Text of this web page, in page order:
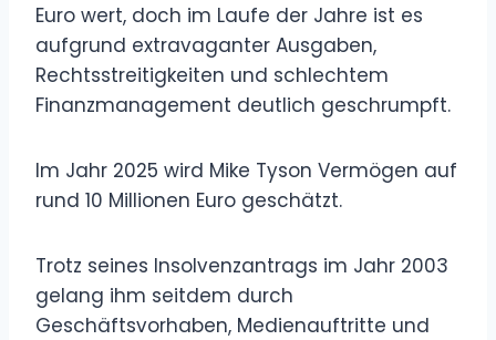
Euro wert, doch im Laufe der Jahre ist es
aufgrund extravaganter Ausgaben,
Rechtsstreitigkeiten und schlechtem
Finanzmanagement deutlich geschrumpft.
Im Jahr 2025 wird Mike Tyson Vermögen auf
rund 10 Millionen Euro geschätzt.
Trotz seines Insolvenzantrags im Jahr 2003
gelang ihm seitdem durch
Geschäftsvorhaben, Medienauftritte und